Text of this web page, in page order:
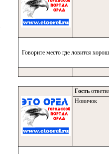
Говорите место где ловится
Гость
Новичок